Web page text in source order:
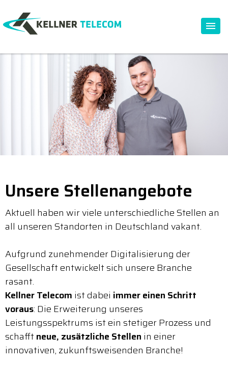
Unsere Stellenangebote
Aktuell haben wir viele unterschiedliche Stellen an
all unseren Standorten in Deutschland vakant.
Aufgrund zunehmender Digitalisierung der
Gesellschaft entwickelt sich unsere Branche
rasant.
Kellner Telecom ist dabei immer einen Schritt
voraus: Die Erweiterung unseres
Leistungsspektrums ist ein stetiger Prozess und
schafftneue, zusätzliche Stellen in einer
innovativen, zukunftsweisenden Branche!